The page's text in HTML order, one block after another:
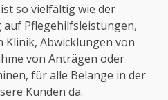
so vielfältig wie der
Pflegehilfsleistungen,
Abwicklungen von
von Anträgen oder
für alle Belange in der
Kunden da.